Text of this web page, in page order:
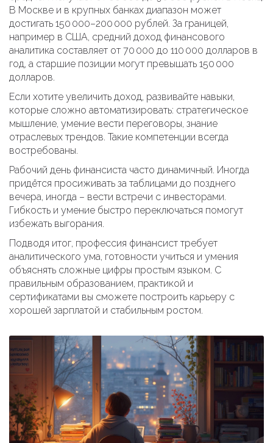
В Москве и в крупных банках диапазон может
достигать 150 000–200 000 рублей. За границей,
например в США, средний доход финансового
аналитика составляет от 70 000 до 110 000 долларов в
год, а старшие позиции могут превышать 150 000
долларов.
Если хотите увеличить доход, развивайте навыки,
которые сложно автоматизировать: стратегическое
мышление, умение вести переговоры, знание
отраслевых трендов. Такие компетенции всегда
востребованы.
Рабочий день финансиста часто динамичный. Иногда
придётся просиживать за таблицами до позднего
вечера, иногда – вести встречи с инвесторами.
Гибкость и умение быстро переключаться помогут
избежать выгорания.
Подводя итог, профессия финансист требует
аналитического ума, готовности учиться и умения
объяснять сложные цифры простым языком. С
правильным образованием, практикой и
сертификатами вы сможете построить карьеру с
хорошей зарплатой и стабильным ростом.